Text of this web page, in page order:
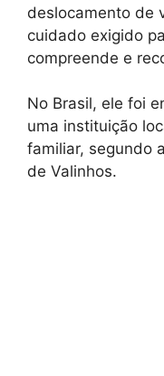
deslocamento de
cuidado exigido
compreende e
No Brasil, ele foi
uma instituição
familiar, segundo
de Valinhos.